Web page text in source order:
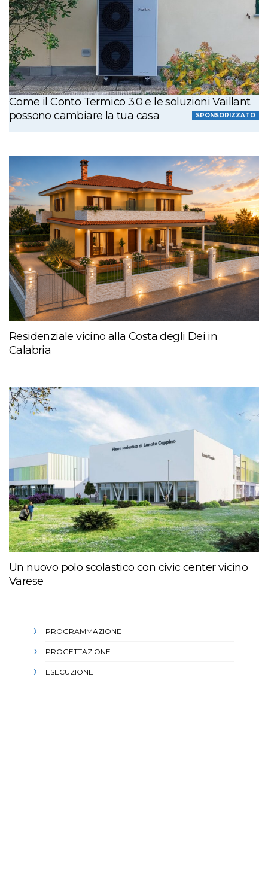
Come il Conto Termico 3.0 e le soluzioni Vaillant
possono cambiare la tua casa
SPONSORIZZATO
Residenziale vicino alla Costa degli Dei in
Calabria
Un nuovo polo scolastico con civic center vicino
Varese
PROGRAMMAZIONE
PROGETTAZIONE
ESECUZIONE